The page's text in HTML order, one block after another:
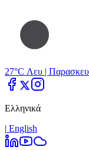
27°C Λευ |
Ελληνικά
| Εnglish